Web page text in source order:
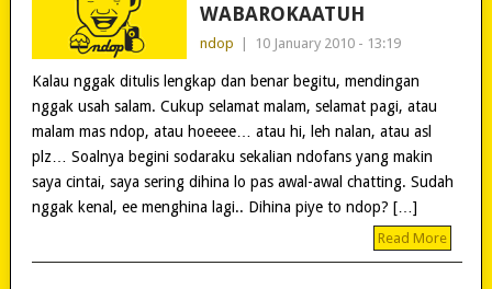
WABAROKAATUH
ndop 10 January 2010 - 13:19
Kalau nggak ditulis lengkap dan benar begitu, mendingan
nggak usah salam. Cukup selamat malam, selamat pagi, atau
malam mas ndop, atau hoeeee… atau hi, leh nalan, atau asl
plz… Soalnya begini sodaraku sekalian ndofans yang makin
saya cintai, saya sering dihina lo pas awal-awal chatting. Sudah
nggak kenal, ee menghina lagi.. Dihina piye to ndop? […]
Read More